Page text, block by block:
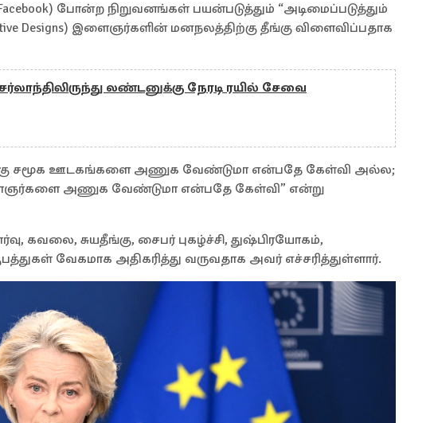
Facebook) போன்ற நிறுவனங்கள் பயன்படுத்தும் “அடிமைப்படுத்தும்
Designs) இளைஞர்களின் மனநலத்திற்கு தீங்கு விளைவிப்பதாக
லண்டனுக்கு நேரடி ரயில் சேவை
சமூக ஊடகங்களை அணுக வேண்டுமா என்பதே கேள்வி அல்ல;
அணுக வேண்டுமா என்பதே கேள்வி” என்று
கவலை, சுயதீங்கு, சைபர் புகழ்ச்சி, துஷ்பிரயோகம்,
வேகமாக அதிகரித்து வருவதாக அவர் எச்சரித்துள்ளார்.